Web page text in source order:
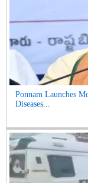
Ponnam Launches
Diseases...